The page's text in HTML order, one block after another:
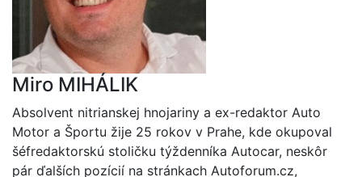
Miro MIHÁLIK
Absolvent nitrianskej hnojariny a ex-redaktor Auto
Motor a Športu žije 25 rokov v Prahe, kde okupoval
šéfredaktorskú stoličku týždenníka Autocar, neskôr
pár ďalších pozícií na stránkach Autoforum.cz,